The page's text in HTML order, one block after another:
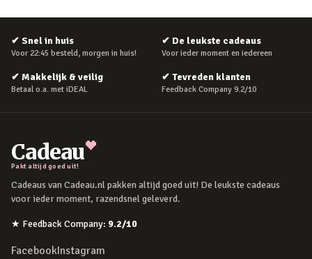
✔ Snel in huis
Voor 22:45 besteld, morgen in huis!
✔ De leukste cadeaus
Voor ieder moment en iedereen
✔ Makkelijk & veilig
Betaal o.a. met iDEAL
✔ Tevreden klanten
Feedback Company 9.2/10
Cadeau
Pakt altijd goed uit!
Cadeaus van Cadeau.nl pakken altijd goed uit! De leukste cadeaus
voor ieder moment, razendsnel geleverd.
★ Feedback Company: 9.2/10
FacebookInstagram